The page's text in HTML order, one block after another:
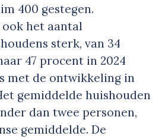
400 gestegen.
het aantal
sterk, van 34
47 procent in 2024
met de ontwikkeling in
gemiddelde huishouden
dan twee personen,
gemiddelde. De